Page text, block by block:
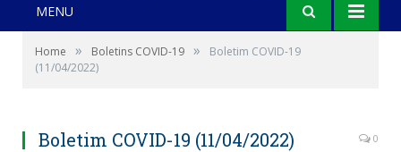
MENU
Home » Boletins COVID-19 »
Boletim COVID-19
(11/04/2022)
Boletim COVID-19 (11/04/2022) 0